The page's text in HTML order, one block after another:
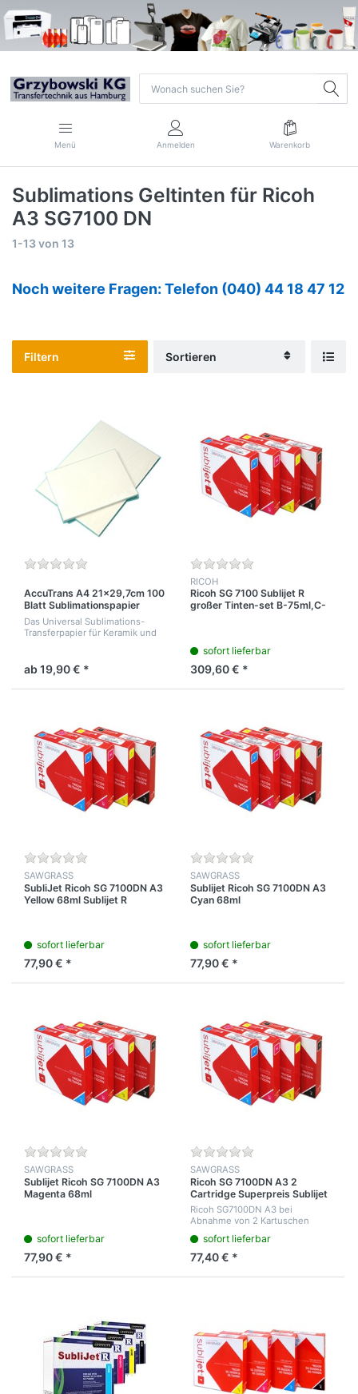
Menü Anmelden Warenkorb
Sublimations Geltinten für Ricoh
A3 SG7100 DN
1-13von 13
Noch weitere Fragen: Telefon (040) 44 18 47 12
Filtern Sortieren
AccuTrans A4 21x29,7cm 100
Blatt Sublimationspapier
Das Universal Sublimations-
Transferpapier für Keramik und
TexPrint R für Ricoh Gelsprinter
2100, 3300, 3350, 3110 und
Saw...
ab 19,90 € *
RICOH
Ricoh SG 7100 Sublijet R
großer Tinten-set B-75ml,C-
sofort lieferbar
309,60 € *
SAWGRASS
SubliJet Ricoh SG 7100DN A3
Yellow 68ml Sublijet R
sofort lieferbar
77,90 € *
SAWGRASS
Sublijet Ricoh SG 7100DN A3
Cyan 68ml
sofort lieferbar
77,90 € *
SAWGRASS
Sublijet Ricoh SG 7100DN A3
Magenta 68ml
sofort lieferbar
77,90 € *
SAWGRASS
Ricoh SG 7100DN A3 2
Cartridge Superpreis Sublijet
R
Ricoh SG7100DN A3 bei
Abnahme von 2 Kartuschen
berechnen wir den jeweiligen
Rabatt Preis bei den
Einzelkartuschen Füllung der
Tinte Cyan 68 ml, Magenta 68...
sofort lieferbar
77,40 € *